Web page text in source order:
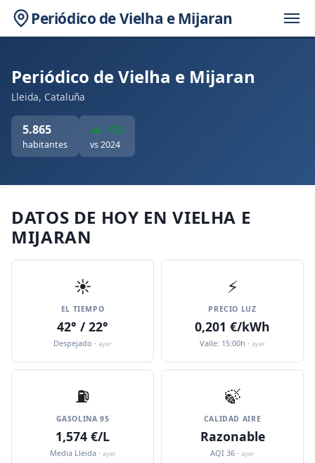
Periódico de Vielha e Mijaran
Periódico de Vielha e Mijaran
Lleida, Cataluña
5.865
habitantes
▲ +33
vs 2024
DATOS DE HOY EN VIELHA E
MIJARAN
☀️
EL TIEMPO
42° / 22°
Despejado · ayer
⚡
PRECIO LUZ
0,201 €/kWh
Valle: 15:00h · ayer
⛽️
GASOLINA 95
1,574 €/L
Media Lleida · ayer
🍃
CALIDAD AIRE
Razonable
AQI 36 · ayer